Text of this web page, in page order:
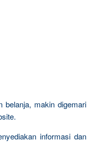
belanja, makin digemari
informasi dan